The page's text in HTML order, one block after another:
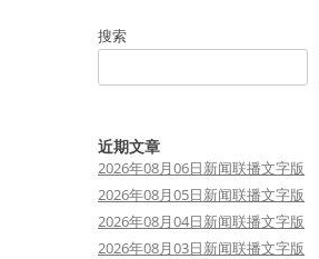
搜索
近期文章
2026年08月06日新闻联播文字版
2026年08月05日新闻联播文字版
2026年08月04日新闻联播文字版
2026年08月03日新闻联播文字版